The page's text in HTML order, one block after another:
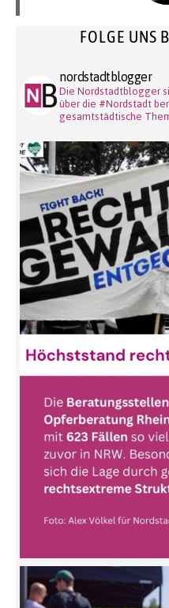
FOLGE UNS
nordstadtblogger
Die Nordstadtblogger
über die #Nordstadt
gesamtstädtische